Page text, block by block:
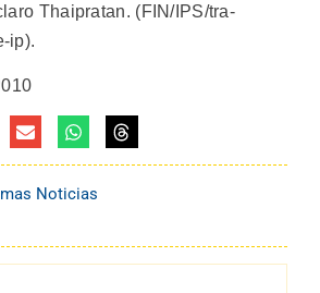
Thaipratan. (FIN/IPS/tra-
ip).
Noticias